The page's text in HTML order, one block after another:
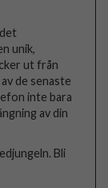
unik,
ut från
de senaste
inte bara
av din
Bli